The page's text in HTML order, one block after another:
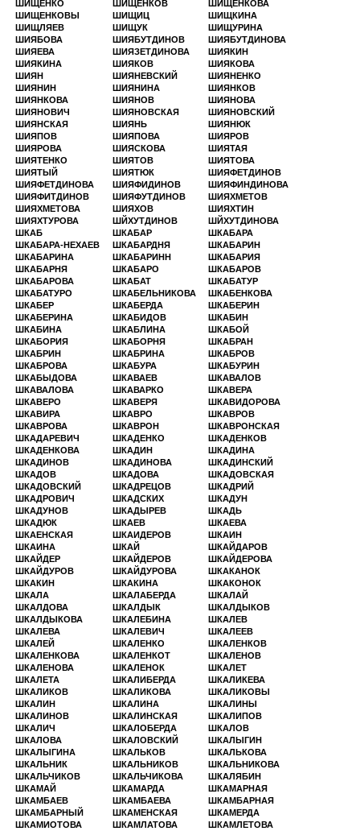
ШИЩЕНКО ШИЩЕНКОВ
ШИЩЕНКОВА
ШИЩЕНКОВЫ
ШИЩИЦ
ШИЩКИНА
ШИЩЛЯЕВ
ШИЩУК
ШИЩУРИНА
ШИЯБОВА
ШИЯБУТДИНОВ
ШИЯБУТДИНОВА
ШИЯЕВА
ШИЯЗЕТДИНОВА
ШИЯКИН
ШИЯКИНА
ШИЯКОВ
ШИЯКОВА
ШИЯН
ШИЯНЕВСКИЙ
ШИЯНЕНКО
ШИЯНИН
ШИЯНИНА
ШИЯНКОВ
ШИЯНКОВА
ШИЯНОВ
ШИЯНОВА
ШИЯНОВИЧ
ШИЯНОВСКАЯ
ШИЯНОВСКИЙ
ШИЯНСКАЯ
ШИЯНЬ
ШИЯНЮК
ШИЯПОВ
ШИЯПОВА
ШИЯРОВ
ШИЯРОВА
ШИЯСКОВА
ШИЯТАЯ
ШИЯТЕНКО
ШИЯТОВ
ШИЯТОВА
ШИЯТЫЙ
ШИЯТЮК
ШИЯФЕТДИНОВ
ШИЯФЕТДИНОВА
ШИЯФИДИНОВ
ШИЯФИНДИНОВА
ШИЯФИТДИНОВ
ШИЯФУТДИНОВ
ШИЯХМЕТОВ
ШИЯХМЕТОВА
ШИЯХОВ
ШИЯХТИН
ШИЯХТУРОВА
ШЙХУТДИНОВ
ШЙХУТДИНОВА
ШКАБ
ШКАБАР
ШКАБАРА
ШКАБАРА-НЕХАЕВ
ШКАБАРДНЯ
ШКАБАРИН
ШКАБАРИНА
ШКАБАРИНН
ШКАБАРИЯ
ШКАБАРНЯ
ШКАБАРО
ШКАБАРОВ
ШКАБАРОВА
ШКАБАТ
ШКАБАТУР
ШКАБАТУРО
ШКАБЕЛЬНИКОВА
ШКАБЕНКОВА
ШКАБЕР
ШКАБЕРДА
ШКАБЕРИН
ШКАБЕРИНА
ШКАБИДОВ
ШКАБИН
ШКАБИНА
ШКАБЛИНА
ШКАБОЙ
ШКАБОРИЯ
ШКАБОРНЯ
ШКАБРАН
ШКАБРИН
ШКАБРИНА
ШКАБРОВ
ШКАБРОВА
ШКАБУРА
ШКАБУРИН
ШКАБЫДОВА
ШКАВАЕВ
ШКАВАЛОВ
ШКАВАЛОВА
ШКАВАРКО
ШКАВЕРА
ШКАВЕРО
ШКАВЕРЯ
ШКАВИДОРОВА
ШКАВИРА
ШКАВРО
ШКАВРОВ
ШКАВРОВА
ШКАВРОН
ШКАВРОНСКАЯ
ШКАДАРЕВИЧ
ШКАДЕНКО
ШКАДЕНКОВ
ШКАДЕНКОВА
ШКАДИН
ШКАДИНА
ШКАДИНОВ
ШКАДИНОВА
ШКАДИНСКИЙ
ШКАДОВ
ШКАДОВА
ШКАДОВСКАЯ
ШКАДОВСКИЙ
ШКАДРЕЦОВ
ШКАДРИЙ
ШКАДРОВИЧ
ШКАДСКИХ
ШКАДУН
ШКАДУНОВ
ШКАДЫРЕВ
ШКАДЬ
ШКАДЮК
ШКАЕВ
ШКАЕВА
ШКАЕНСКАЯ
ШКАИДЕРОВ
ШКАИН
ШКАИНА
ШКАЙ
ШКАЙДАРОВ
ШКАЙДЕР
ШКАЙДЕРОВ
ШКАЙДЕРОВА
ШКАЙДУРОВ
ШКАЙДУРОВА
ШКАКАНОК
ШКАКИН
ШКАКИНА
ШКАКОНОК
ШКАЛА
ШКАЛАБЕРДА
ШКАЛАЙ
ШКАЛДОВА
ШКАЛДЫК
ШКАЛДЫКОВ
ШКАЛДЫКОВА
ШКАЛЕБИНА
ШКАЛЕВ
ШКАЛЕВА
ШКАЛЕВИЧ
ШКАЛЕЕВ
ШКАЛЕЙ
ШКАЛЕНКО
ШКАЛЕНКОВ
ШКАЛЕНКОВА
ШКАЛЕНКОТ
ШКАЛЕНОВ
ШКАЛЕНОВА
ШКАЛЕНОК
ШКАЛЕТ
ШКАЛЕТА
ШКАЛИБЕРДА
ШКАЛИКЕВА
ШКАЛИКОВ
ШКАЛИКОВА
ШКАЛИКОВЫ
ШКАЛИН
ШКАЛИНА
ШКАЛИНЫ
ШКАЛИНОВ
ШКАЛИНСКАЯ
ШКАЛИПОВ
ШКАЛИЧ
ШКАЛОБЕРДА
ШКАЛОВ
ШКАЛОВА
ШКАЛОВСКИЙ
ШКАЛЫГИН
ШКАЛЫГИНА
ШКАЛЬКОВ
ШКАЛЬКОВА
ШКАЛЬНИК
ШКАЛЬНИКОВ
ШКАЛЬНИКОВА
ШКАЛЬЧИКОВ
ШКАЛЬЧИКОВА
ШКАЛЯБИН
ШКАМАЙ
ШКАМАРДА
ШКАМАРНАЯ
ШКАМБАЕВ
ШКАМБАЕВА
ШКАМБАРНАЯ
ШКАМБАРНЫЙ
ШКАМЕНСКАЯ
ШКАМЕРДА
ШКАМИОТОВА
ШКАМЛАТОВА
ШКАМЛЕТОВА